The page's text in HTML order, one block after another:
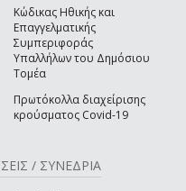
Κώδικας Ηθικής και
Επαγγελματικής
Συμπεριφοράς
Υπαλλήλων του Δημόσιου
Τομέα
Πρωτόκολλα διαχείρισης
κρούσματος Covid-19
/ ΣΥΝΕΔΡΙΑ